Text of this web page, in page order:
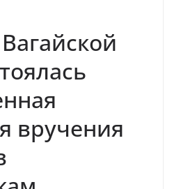
вручения